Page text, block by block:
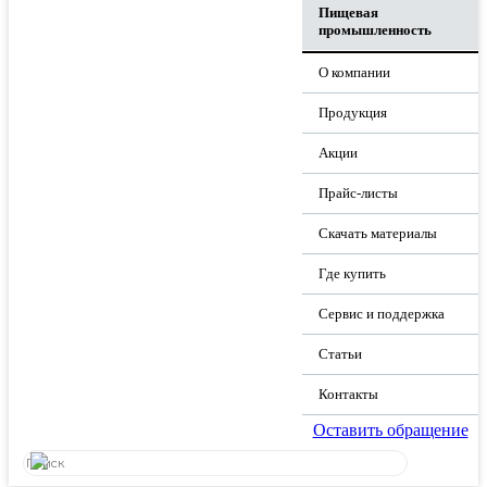
Пищевая
промышленность
О компании
Продукция
Акции
Прайс-листы
Скачать материалы
Где купить
Сервис и поддержка
Статьи
Контакты
Оставить обращение